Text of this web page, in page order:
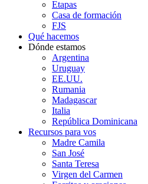
Etapas
Casa de formación
FJS
Qué hacemos
Dónde estamos
Argentina
Uruguay
EE.UU.
Rumania
Madagascar
Italia
República Dominicana
Recursos para vos
Madre Camila
San José
Santa Teresa
Virgen del Carmen